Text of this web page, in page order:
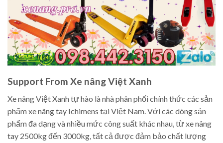
Support From Xe nâng Việt Xanh
Xe nâng Việt Xanh tự hào là nhà phân phối chính thức các sản
phẩm xe nâng tay Ichimens tại Việt Nam. Với các dòng sản
phẩm đa dạng và nhiều mức công suất khác nhau, từ xe nâng
tay 2500kg đến 3000kg, tất cả được đảm bảo chất lượng